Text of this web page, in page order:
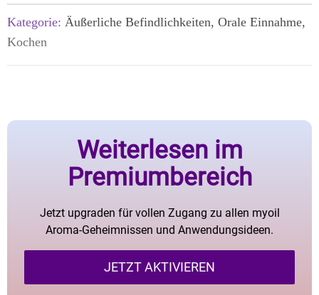
Kategorie: Äußerliche Befindlichkeiten, Orale Einnahme,
Kochen
Weiterlesen im
Premiumbereich
Jetzt upgraden für vollen Zugang zu allen myoil
Aroma-Geheimnissen und Anwendungsideen.
JETZT AKTIVIEREN